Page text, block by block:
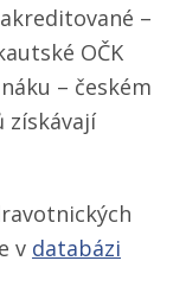
–
OČK
– českém
získávají
v databázi